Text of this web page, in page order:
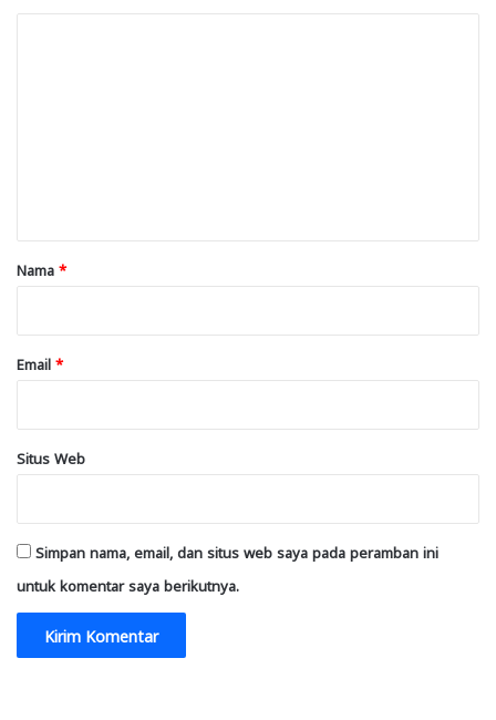
rNama *
Email *
Situs Web
Simpan nama, email, dan situs web saya pada peramban ini
untuk komentar saya berikutnya.